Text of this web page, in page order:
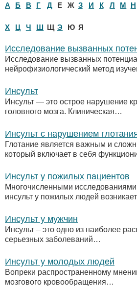
А Б В Г Д Е Ж З И К Л М Н
Х
Ц Ч Ш Щ Э Ю Я
Исследование вызванных
Исследование вызванных
нейрофизиологический метод
Инсульт
Инсульт — это острое нарушение
головного мозга. Клиническая…
Инсульт с нарушением
Глотание является важным и
который включает в себя
Инсульт у пожилых пациентов
Многочисленными исследованиями
инсульт у пожилых людей
Инсульт у мужчин
Инсульт – это одно из наиболее
серьезных заболеваний…
Инсульт у молодых людей
Вопреки распространенному
мозгового кровообращения…